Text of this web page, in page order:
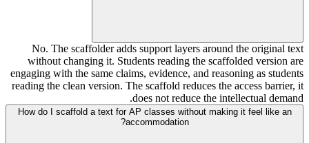
No. The scaffolder adds support layers around the original text
without changing it. Students reading the scaffolded version are
engaging with the same claims, evidence, and reasoning as students
reading the clean version. The scaffold reduces the access barrier, it
does not reduce the intellectual demand.
How do I scaffold a text for AP classes without making it feel like an
accommodation?